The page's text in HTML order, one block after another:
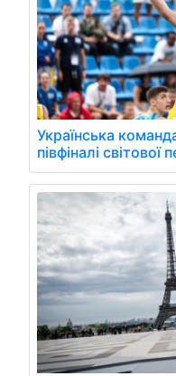
Українська
півфіналі світової